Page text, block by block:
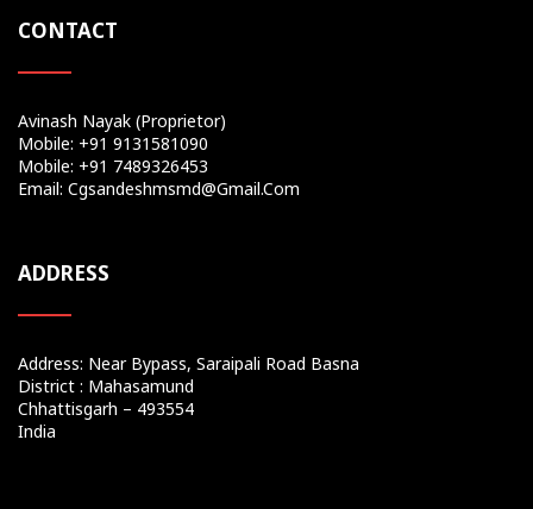
CONTACT
Avinash Nayak (Proprietor)
Mobile: +91 9131581090
Mobile: +91 7489326453
Email: Cgsandeshmsmd@gmail.com
ADDRESS
Address: Near Bypass, Saraipali Road Basna
District : Mahasamund
Chhattisgarh – 493554
India